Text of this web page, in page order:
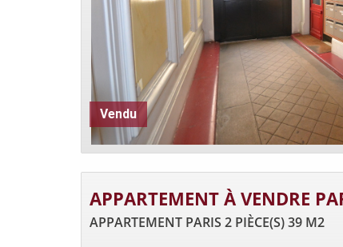
Vendu
APPARTEMENT À VENDRE
APPARTEMENT PARIS 2 PIÈCE(S) 39 M2